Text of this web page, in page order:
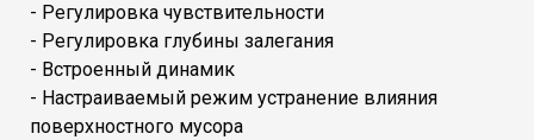
- Регулировка чувствительности
- Регулировка глубины залегания
- Встроенный динамик
- Настраиваемый режим устранение влияния
поверхностного мусора